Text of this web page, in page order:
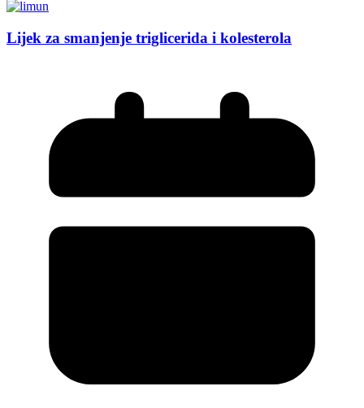
Lijek za smanjenje triglicerida i kolesterola